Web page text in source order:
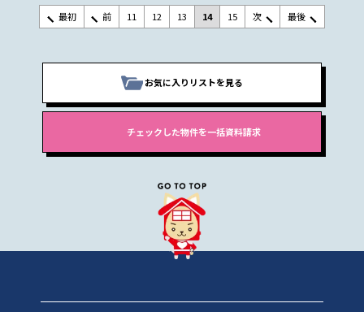
最初 前 11 12 13 14 15 次 最後
お気に入りリストを見る